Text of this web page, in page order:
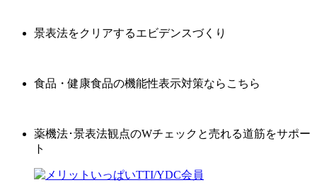
景表法をクリアするエビデンスづくり
食品・健康食品の機能性表示対策ならこちら
薬機法･景表法観点のWチェックと売れる道筋をサポー
ト